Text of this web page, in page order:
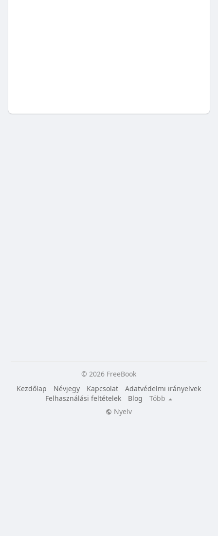
© 2026 FreeBook
Kezdőlap
Névjegy Kapcsolat
Adatvédelmi irányelvek
Felhasználási feltételek
Blog
Több
Nyelv